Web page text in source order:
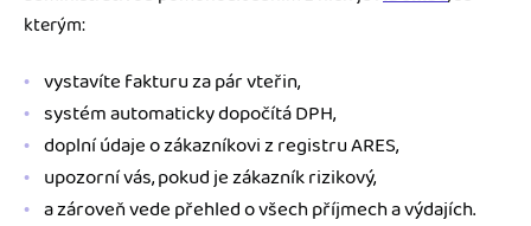
kterým:
vystavíte fakturu za pár vteřin,
systém automaticky dopočítá DPH,
doplní údaje o zákazníkovi z registru ARES,
upozorní vás, pokud je zákazník rizikový,
a zároveň vede přehled o všech příjmech a výdajích.